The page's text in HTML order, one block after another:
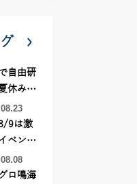
自由研
休みに
ビュー
9は激
ベント
！～オ
偏光グ
ロ鳴海